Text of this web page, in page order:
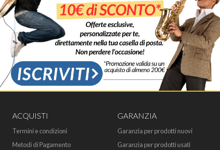
ACQUISTI
Termini e condizioni
Metodi di Pagamento
GARANZIA
Garanzia per prodotti nuovi
Garanzia per prodotti usati